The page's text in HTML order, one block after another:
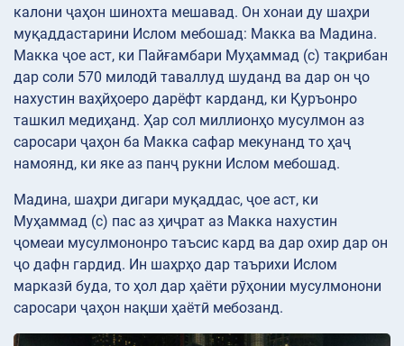
калони ҷаҳон шинохта мешавад. Он хонаи ду шаҳри
муқаддастарини Ислом мебошад: Макка ва Мадина.
Макка ҷое аст, ки Пайғамбари Муҳаммад (с) тақрибан
дар соли 570 милодӣ таваллуд шуданд ва дар он ҷо
нахустин ваҳйҳоеро дарёфт карданд, ки Қуръонро
ташкил медиҳанд. Ҳар сол миллионҳо мусулмон аз
саросари ҷаҳон ба Макка сафар мекунанд то ҳаҷ
намоянд, ки яке аз панҷ рукни Ислом мебошад.
Мадина, шаҳри дигари муқаддас, ҷое аст, ки
Муҳаммад (с) пас аз ҳиҷрат аз Макка нахустин
ҷомеаи мусулмононро таъсис кард ва дар охир дар он
ҷо дафн гардид. Ин шаҳрҳо дар таърихи Ислом
марказӣ буда, то ҳол дар ҳаёти рӯҳонии мусулмонони
саросари ҷаҳон нақши ҳаётӣ мебозанд.